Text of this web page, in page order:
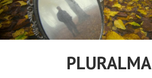
Pular
para
o
conteúdo
PLURALMA